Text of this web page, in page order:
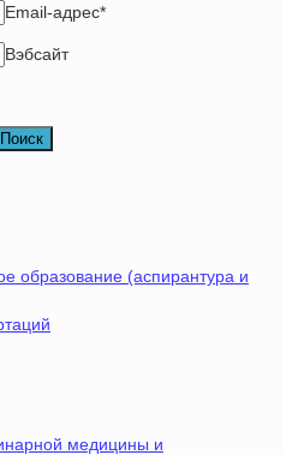
Email-адрес*
Вэбсайт
Поиск
образование (аспирантура и
медицины и